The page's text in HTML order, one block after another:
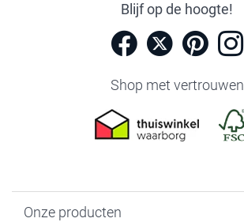
Blijf op de hoogte!
Shop met vertrouwen
Onze producten